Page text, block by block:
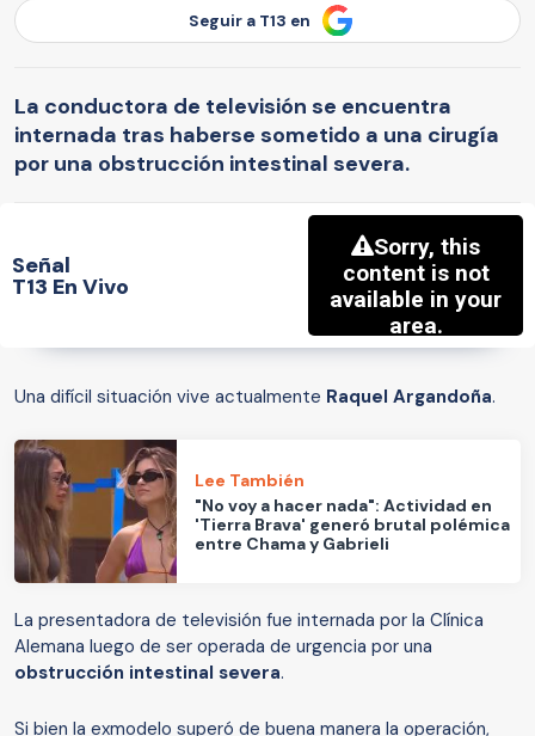
Seguir a T13 en
La conductora de televisión se encuentra
internada tras haberse sometido a una cirugía
por una obstrucción intestinal severa.
Señal
T13 En Vivo
Una difícil situación vive actualmente Raquel Argandoña.
Lee También
"No voy a hacer nada": Actividad en
'Tierra Brava' generó brutal polémica
entre Chama y Gabrieli
La presentadora de televisión fue internada por la Clínica
Alemana luego de ser operada de urgencia por una
obstrucción intestinal severa.
Si bien la exmodelo superó de buena manera la operación,